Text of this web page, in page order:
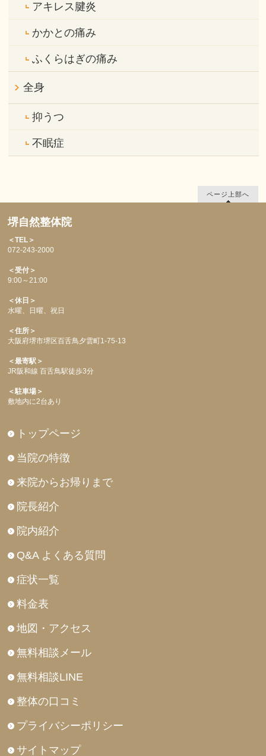
アキレス腱炎
かかとの痛み
ふくらはぎの痛み
全身
抑うつ
不眠症
ページ上部へ
堺自然整体院
＜TEL＞
072-243-2000
＜受付＞
9:00～21:00
＜休日＞
水曜、日曜、祝日
＜住所＞
大阪府堺市堺区百舌鳥夕雲町1-75-13
＜最寄駅＞
JR阪和線 百舌鳥駅徒歩3分
＜駐車場＞
敷地内に2台あり
トップページ
当院の特徴
来院からお帰りまで
院長紹介
院内紹介
Q&A よくある質問
症状一覧
料金表
地図・アクセス
無料相談メール
無料相談LINE
整体の口コミ
プライバシーポリシー
サイトマップ